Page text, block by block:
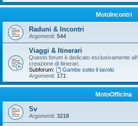
MotoIncontri
Raduni & Incontri
Argomenti: 544
Viaggi & Itinerari
Questo forum è dedicato esclusivamente
creazione di itinerari.
Subforum:
Gambe sotto il tavolo
Argomenti: 171
MotoOfficina
Sv
Argomenti: 3218